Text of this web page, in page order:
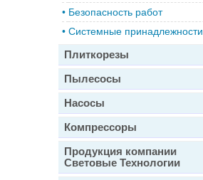
• Безопасность работ
• Системные принадлежности
Плиткорезы
Пылесосы
Насосы
Компрессоры
Продукция компании
Световые Технологии